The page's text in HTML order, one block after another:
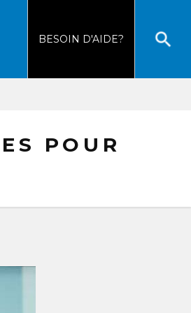
BESOIN D'AIDE?
POUR